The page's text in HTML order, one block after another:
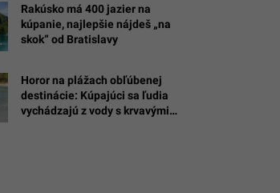
Rakúsko má 400 jazier na
kúpanie, najlepšie nájdeš „na
skok“ od Bratislavy
Horor na plážach obľúbenej
destinácie: Kúpajúci sa ľudia
vychádzajú z vody s krvavými